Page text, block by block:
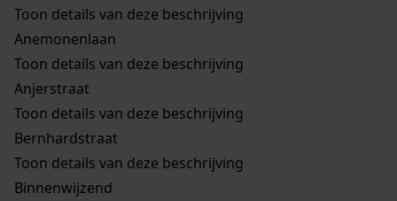
Toon details van deze beschrijving
Anemonenlaan
Toon details van deze beschrijving
Anjerstraat
Toon details van deze beschrijving
Bernhardstraat
Toon details van deze beschrijving
Binnenwijzend